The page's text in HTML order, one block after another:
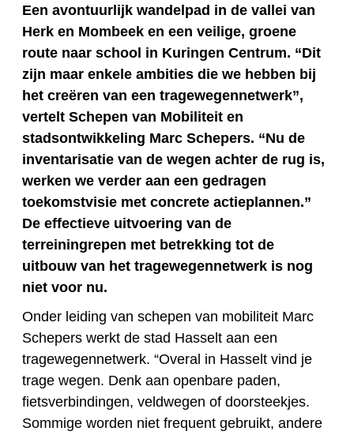
Een avontuurlijk wandelpad in de vallei van
Herk en Mombeek en een veilige, groene
route naar school in Kuringen Centrum. “Dit
zijn maar enkele ambities die we hebben bij
het creëren van een tragewegennetwerk”,
vertelt Schepen van Mobiliteit en
stadsontwikkeling Marc Schepers. “Nu de
inventarisatie van de wegen achter de rug is,
werken we verder aan een gedragen
toekomstvisie met concrete actieplannen.”
De effectieve uitvoering van de
terreiningrepen met betrekking tot de
uitbouw van het tragewegennetwerk is nog
niet voor nu.
Onder leiding van schepen van mobiliteit Marc
Schepers werkt de stad Hasselt aan een
tragewegennetwerk. “Overal in Hasselt vind je
trage wegen. Denk aan openbare paden,
fietsverbindingen, veldwegen of doorsteekjes.
Sommige worden niet frequent gebruikt, andere